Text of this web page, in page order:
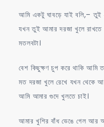
আমি একটু ঘাবড়ে যাই বলি,– তুই
যখন তুই আমার দরজা খুলে
মতলবটা।
বেশ কিছুক্ষণ চুপ করে থাকি
মত দরজা খুলে রেখে যখন থেকে
আমি আমার গুদে খুলতে চাই।
আমার খুশির বাঁধ ভেঙে গেল আর